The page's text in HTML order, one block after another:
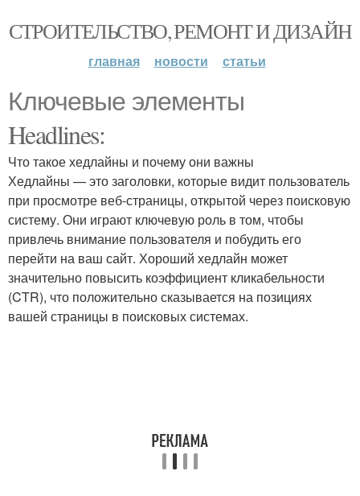
СТРОИТЕЛЬСТВО, РЕМОНТ И ДИЗАЙН
главная новости статьи
Ключевые элементы
Headlines:
Что такое хедлайны и почему они важны
Хедлайны — это заголовки, которые видит пользователь
при просмотре веб-страницы, открытой через поисковую
систему. Они играют ключевую роль в том, чтобы
привлечь внимание пользователя и побудить его
перейти на ваш сайт. Хороший хедлайн может
значительно повысить коэффициент кликабельности
(CTR), что положительно сказывается на позициях
вашей страницы в поисковых системах.